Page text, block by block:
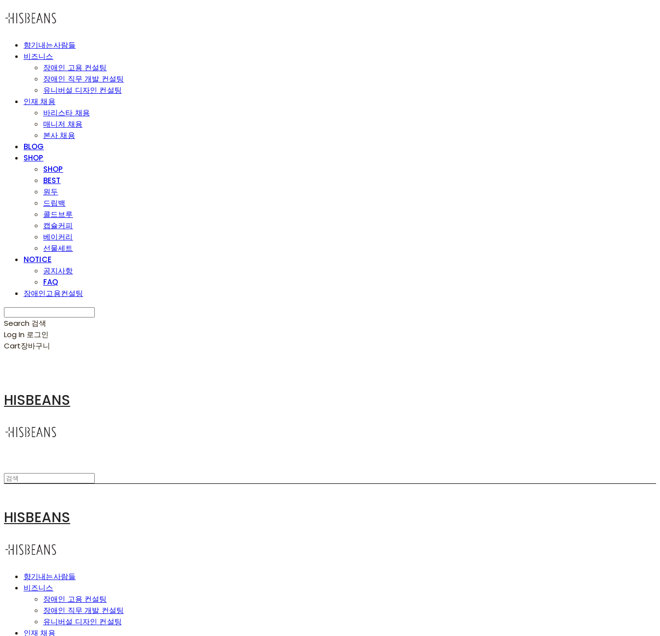
향기내는사람들
비즈니스
장애인 고용 컨설팅
장애인 직무 개발 컨설팅
유니버설 디자인 컨설팅
인재 채용
바리스타 채용
매니저 채용
본사 채용
BLOG
SHOP
SHOP
BEST
원두
드립백
콜드브루
캡슐커피
베이커리
선물세트
NOTICE
공지사항
FAQ
장애인고용컨설팅
Search 검색
Log In 로그인
Cart장바구니
HISBEANS
HISBEANS
향기내는사람들
비즈니스
장애인 고용 컨설팅
장애인 직무 개발 컨설팅
유니버설 디자인 컨설팅
인재 채용